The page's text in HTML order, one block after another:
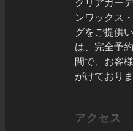
ンワックス
グをご提供
は、完全予
間で、お客
がけておりま
アクセス